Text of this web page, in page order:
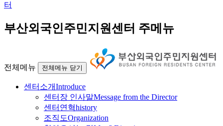
터
부산외국인주민지원센터 주메뉴
전체메뉴 전체메뉴 닫기
센터소개Introduce
센터장 인사말Message from the Director
센터연혁history
조직도Organization